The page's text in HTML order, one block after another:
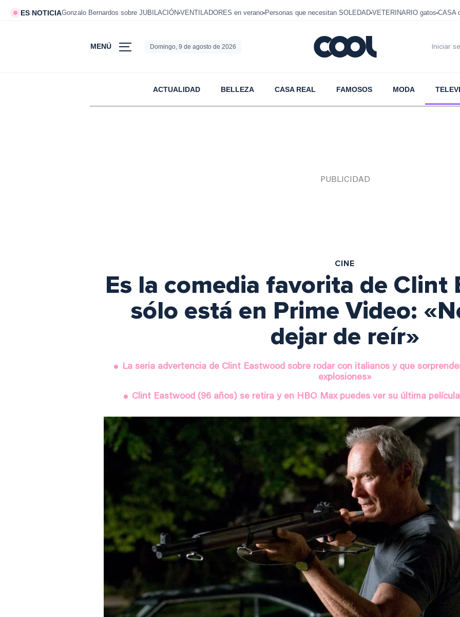
ES NOTICIAGonzalo Bernardos sobre JUBILACIÓN VENTILADORES en verano Personas que necesitan SOLEDAD VETERINARIO gatos CASA
MENÚ Domingo, 9 de agosto de 2026 Iniciar
ACTUALIDAD BELLEZA CASA REAL FAMOSOS MODA
CINE
Es la comedia favorita de Clint
sólo está en Prime Video:
dejar de reír»
La seria advertencia de Clint Eastwood sobre rodar con italianos y que
explosiones»
Clint Eastwood (96 años) se retira y en HBO Max puedes ver su última